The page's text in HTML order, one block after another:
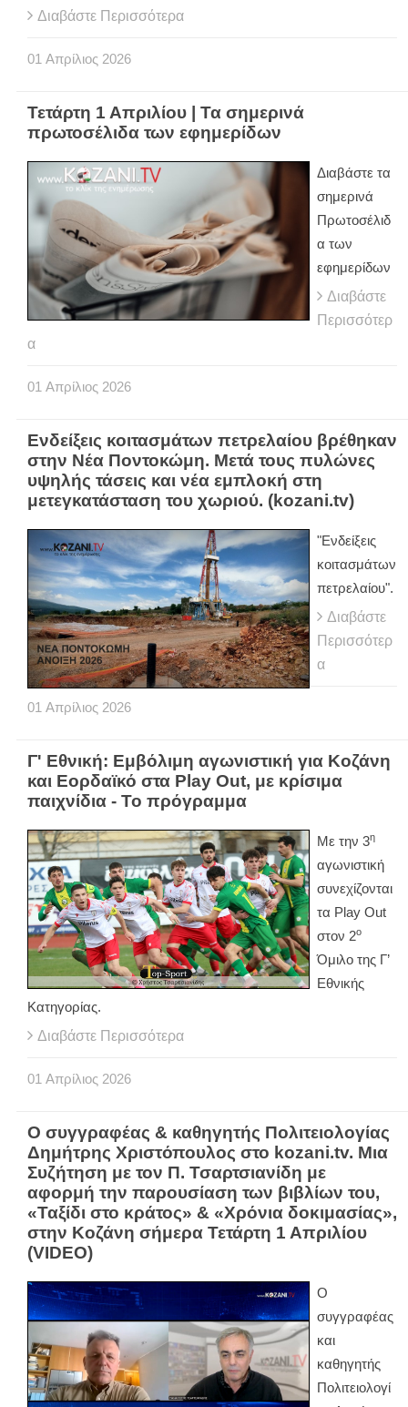
Διαβάστε Περισσότερα
01 Απρίλιος 2026
Τετάρτη 1 Απριλίου | Τα σημερινά
πρωτοσέλιδα των εφημερίδων
Διαβάστε τα
σημερινά
Πρωτοσέλιδ
α των
εφημερίδων
Διαβάστε
Περισσότερ
α
01 Απρίλιος 2026
Ενδείξεις κοιτασμάτων πετρελαίου βρέθηκαν
στην Νέα Ποντοκώμη. Μετά τους πυλώνες
υψηλής τάσεις και νέα εμπλοκή στη
μετεγκατάσταση του χωριού. (kozani.tv)
"Ενδείξεις
κοιτασμάτων
πετρελαίου".
Διαβάστε
Περισσότερ
α
01 Απρίλιος 2026
Γ' Εθνική: Εμβόλιμη αγωνιστική για Κοζάνη
και Εορδαϊκό στα Play Out, με κρίσιμα
παιχνίδια - Το πρόγραμμα
Με την 3η
αγωνιστική
συνεχίζονται
τα Play Out
στον 2ο
Όμιλο της Γ’
Εθνικής
Κατηγορίας.
Διαβάστε Περισσότερα
01 Απρίλιος 2026
Ο συγγραφέας & καθηγητής Πολιτειολογίας
Δημήτρης Χριστόπουλος στο kozani.tv. Μια
Συζήτηση με τον Π. Τσαρτσιανίδη με
αφορμή την παρουσίαση των βιβλίων του,
«Ταξίδι στο κράτος» & «Χρόνια δοκιμασίας»,
στην Κοζάνη σήμερα Τετάρτη 1 Απριλίου
(VIDEO)
Ο
συγγραφέας
και
καθηγητής
Πολιτειολογί